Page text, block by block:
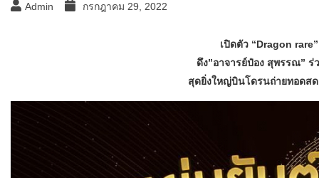
Admin กรกฎาคม 29, 2022
เปิดตัว “Dragon
ดึง”อาจารย์ป๋อง สุพรรณ” ร่
สุดยิ่งใหญ่บินโดรนถ่ายทอดสด